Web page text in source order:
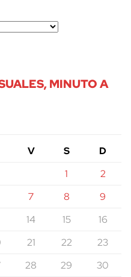
MINUTO A
V S
D
1
2
7 8
9
14 15
16
21 22
23
28 29
30